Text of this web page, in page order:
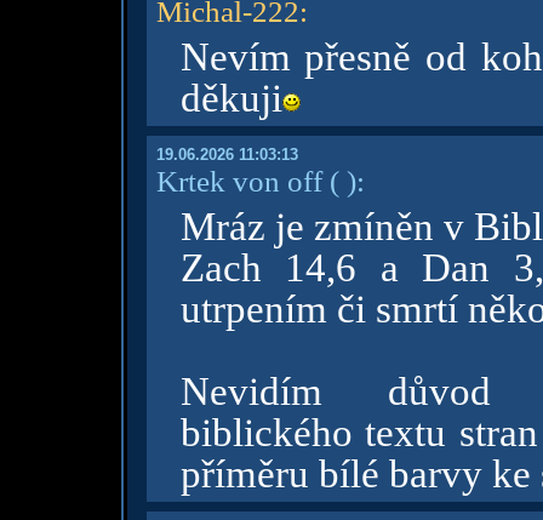
Michal-222:
Nevím přesně od
děkuji
19.06.2026 11:03:13
Krtek von off( ):
Mráz je zmíněn v
Zach 14,6 a Dan
utrpením či smrtí
Nevidím důvod
biblického textu
příměru bílé barvy ke